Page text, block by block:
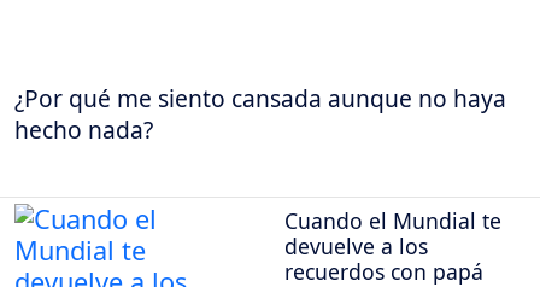
¿Por qué me siento cansada aunque no haya
hecho nada?
Cuando el Mundial te
devuelve a los
recuerdos con papá